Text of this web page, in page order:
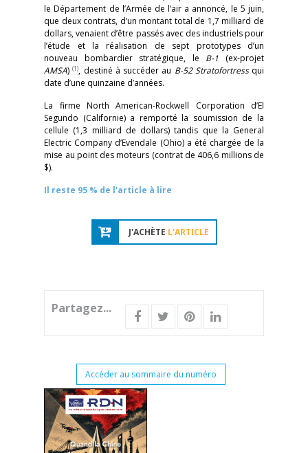
le Département de l’Armée de l’air a annoncé, le 5 juin,
que deux contrats, d’un montant total de 1,7 milliard de
dollars, venaient d’être passés avec des industriels pour
l’étude et la réalisation de sept prototypes d’un
nouveau bombardier stratégique, le B-1 (ex-projet
AMSA)(1), destiné à succéder au B-52 Stratofortressqui
date d’une quinzaine d’années.
La firme North American-Rockwell Corporation d’El
Segundo (Californie) a remporté la soumission de la
cellule (1,3 milliard de dollars) tandis que la General
Electric Company d’Evendale (Ohio) a été chargée de la
mise au point des moteurs (contrat de 406,6 millions de
$).
Il reste 95 % de l'article à lire
J'ACHÈTE L'ARTICLE
Partagez...
Accéder au sommaire du numéro